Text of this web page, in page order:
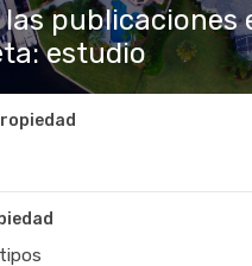
las publicaciones
estudio